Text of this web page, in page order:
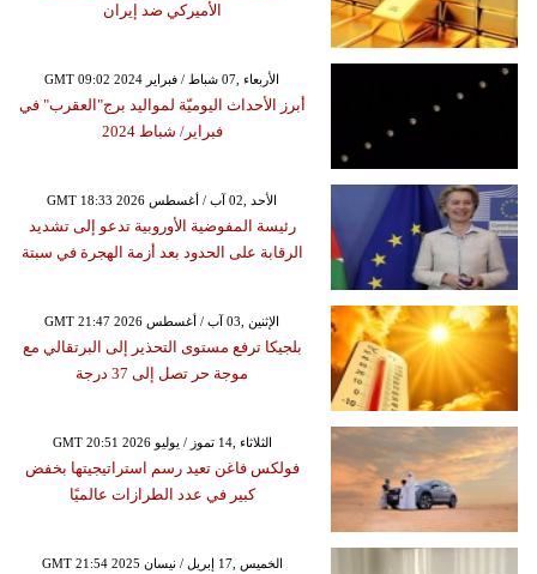
الأميركي ضد إيران
GMT 09:02 2024 الأربعاء ,07 شباط / فبراير
أبرز الأحداث اليوميّة لمواليد برج"العقرب" في
فبراير/ شباط 2024
GMT 18:33 2026 الأحد ,02 آب / أغسطس
رئيسة المفوضية الأوروبية تدعو إلى تشديد
الرقابة على الحدود بعد أزمة الهجرة في سبتة
GMT 21:47 2026 الإثنين ,03 آب / أغسطس
بلجيكا ترفع مستوى التحذير إلى البرتقالي مع
موجة حر تصل إلى 37 درجة
GMT 20:51 2026 الثلاثاء ,14 تموز / يوليو
فولكس فاغن تعيد رسم استراتيجيتها بخفض
كبير في عدد الطرازات عالميًا
GMT 21:54 2025 الخميس ,17 إبريل / نيسان